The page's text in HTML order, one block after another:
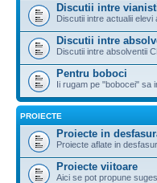
Discutii intre
Discutii intre actualii elevi
Discutii intre
Discutii intre absolventii
Pentru boboci
Ii rugam pe "bobocei" sa
PROIECTE
Proiecte in
Proiecte aflate in
Proiecte viitoare
Aici se pot propune